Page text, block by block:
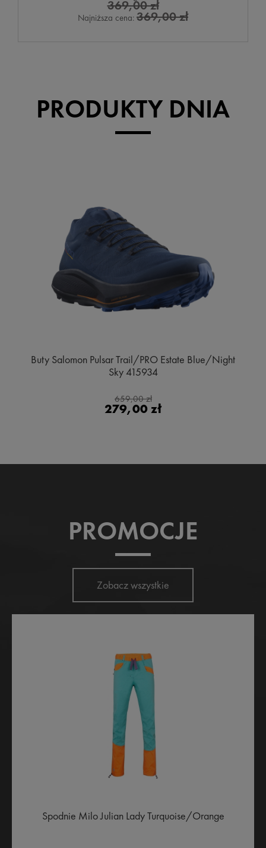
369,00 zł
Najniższa cena: 369,00 zł
PRODUKTY DNIA
Buty Salomon Pulsar Trail/PRO Estate Blue/Night
Sky 415934
659,00 zł
279,00 zł
PROMOCJE
Zobacz wszystkie
Spodnie Milo Julian Lady Turquoise/Orange